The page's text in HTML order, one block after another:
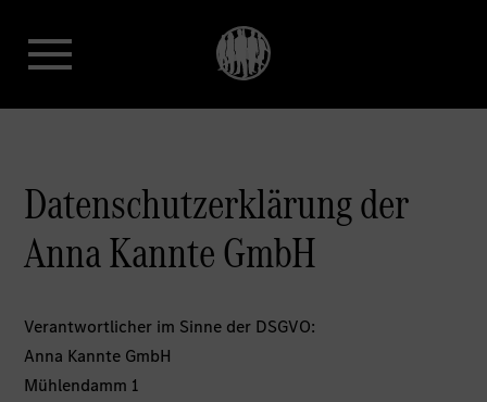
Datenschutzerklärung der
Anna Kannte GmbH
Verantwortlicher im Sinne der DSGVO:
Anna Kannte GmbH
Mühlendamm 1